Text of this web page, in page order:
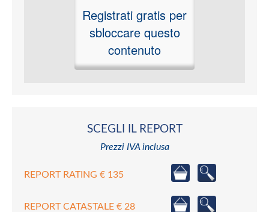
Registrati gratis per
sbloccare questo
contenuto
SCEGLI IL REPORT
Prezzi IVA inclusa
REPORT RATING € 135
REPORT CATASTALE € 28